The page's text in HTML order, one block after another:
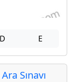
D E
Sınavı